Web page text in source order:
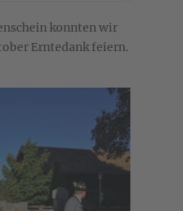
konnten wir
Erntedank feiern.